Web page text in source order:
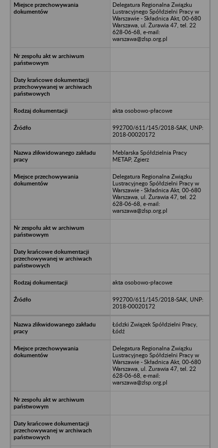
Delegatura Regionalna Związku
Lustracyjnego Spółdzielni Pracy w
Warszawie - Składnica Akt, 00-680
Warszawa, ul. Żurawia 47, tel. 22
628-06-68, e-mail:
warszawa@zlsp.org.pl
akta osobowo-płacowe
992700/611/145/2018-SAK, UNP:
2018-00020172
Meblarska Spółdzielnia Pracy
METAP, Zgierz
Delegatura Regionalna Związku
Lustracyjnego Spółdzielni Pracy w
Warszawie - Składnica Akt, 00-680
Warszawa, ul. Żurawia 47, tel. 22
628-06-68, e-mail:
warszawa@zlsp.org.pl
akta osobowo-płacowe
992700/611/145/2018-SAK, UNP:
2018-00020172
Łódzki Związek Spółdzielni Pracy,
Łódź
Delegatura Regionalna Związku
Lustracyjnego Spółdzielni Pracy w
Warszawie - Składnica Akt, 00-680
Warszawa, ul. Żurawia 47, tel. 22
628-06-68, e-mail:
warszawa@zlsp.org.pl